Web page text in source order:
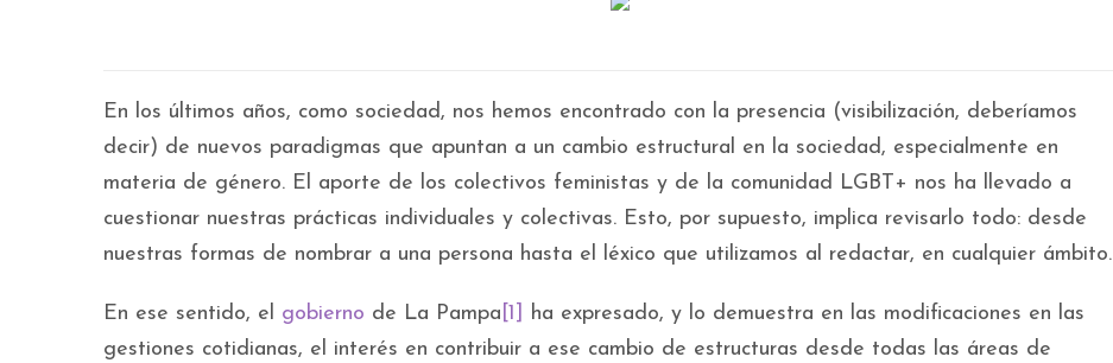
En los últimos años, como sociedad, nos hemos encontrado con la presencia (visibilización, deberíamos
decir) de nuevos paradigmas que apuntan a un cambio estructural en la sociedad, especialmente en
materia de género. El aporte de los colectivos feministas y de la comunidad LGBT+ nos ha llevado a
cuestionar nuestras prácticas individuales y colectivas. Esto, por supuesto, implica revisarlo todo: desde
nuestras formas de nombrar a una persona hasta el léxico que utilizamos al redactar, en cualquier ámbito.
En ese sentido, el gobierno de La Pampa [1]
ha expresado, y lo demuestra en las modificaciones en las
gestiones cotidianas, el interés en contribuir a ese cambio de estructuras desde todas las áreas de